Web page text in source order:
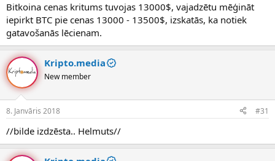
Bitkoina cenas kritums tuvojas 13000$, vajadzētu mēģināt
iepirkt BTC pie cenas 13000 - 13500$, izskatās, ka notiek
gatavošanās lēcienam.
Kripto.media
New member
8. Janvāris 2018 #31
//bilde izdzēsta.. Helmuts//